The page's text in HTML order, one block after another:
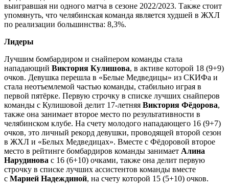
выигравшая ни одного матча в сезоне 2022/2023. Также стоит
упомянуть, что челябинская команда является худшей в ЖХЛ
по реализации большинства: 8,3%.
Лидеры
Лучшим бомбардиром и снайпером команды стала
нападающий Виктория Кулишова, в активе которой 18 (9+9)
очков. Девушка перешла в «Белые Медведицы» из СКИФа и
стала неотъемлемой частью команды, стабильно играя в
первой пятёрке. Первую строчку в списке лучших снайперов
команды с Кулишовой делит 17-летняя Виктория Фёдорова,
также она занимает второе место по результативности в
челябинском клубе. На счету молодого нападающего 16 (9+7)
очков, это личный рекорд девушки, проводящей второй сезон
в ЖХЛ и «Белых Медведицах». Вместе с Фёдоровой второе
место в рейтинге бомбардиров команды занимает Алина
Нарудинова с 16 (6+10) очками, также она делит первую
строчку в списке лучших ассистентов команды вместе
с Марией Надеждиной, на счету которой 15 (5+10) очков.